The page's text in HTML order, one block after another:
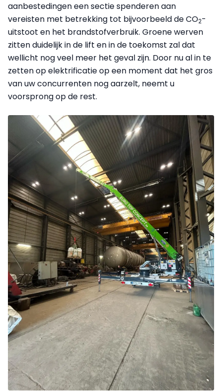
aanbestedingen een sectie spenderen aan
vereisten met betrekking tot bijvoorbeeld de CO2-
uitstoot en het brandstofverbruik. Groene werven
zitten duidelijk in de lift en in de toekomst zal dat
wellicht nog veel meer het geval zijn. Door nu al in te
zetten op elektrificatie op een moment dat het gros
van uw concurrenten nog aarzelt, neemt u
voorsprong op de rest.